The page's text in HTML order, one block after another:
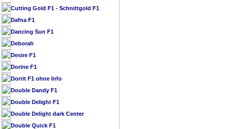
Cutting Gold F1 - Schnittgold F1
Dafna F1
Dancing Sun F1
Deborah
Desire F1
Dorine F1
Dorrit F1 ohne Info
Double Dandy F1
Double Delight F1
Double Delight dark Center
Double Quick F1